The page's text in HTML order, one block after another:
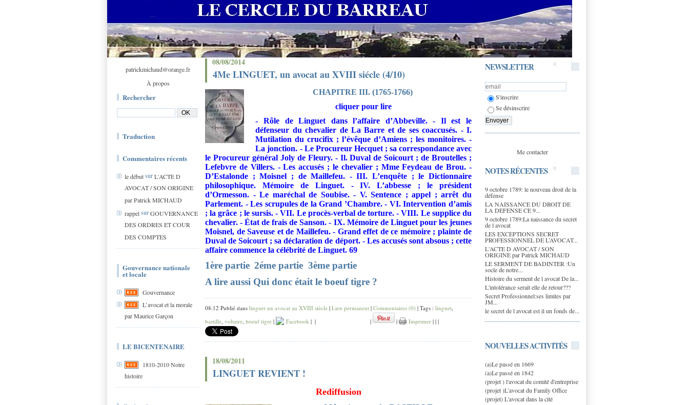
patrickmichaud@orange.fr
À propos
Rechercher
Traduction
Commentaires récents
le débutsurL'ACTE D
AVOCAT / SON ORIGINE
par Patrick MICHAUD
rappelsurGOUVERNANCE
DES ORDRES ET COUR
DES COMPTES
Gouvernance nationale
et locale
Gouvernance
L’avocat et la morale
par Maurice Garçon
LE BICENTENAIRE
1810-2010 Notre
histoire
NEWSLETTER
S'inscrire
Se désinscrire
Me contacter
NOTES RÉCENTES
9 octobre 1789: le nouveau droit de la
défense
LA NAISSANCE DU DROIT DE
LA DEFENSE CE 9...
9 octobre 1789:La naissance du secret
de l avocat
LES EXCEPTIONS SECRET
PROFESSIONNEL DE L’AVOCAT...
L'ACTE D AVOCAT / SON
ORIGINE par Patrick MICHAUD
LE SERMENT DE BADINTER :Un
socle de notre...
Histoire du serment de l avocat De la...
L'intolérance serait elle de retour???
Secret Professionnel:ses limites par
JM...
le secret de l avocat est il un fonds de...
NOUVELLES ACTIVITÉS
(a)Le passé en 1669
(a)Le passé en 1842
(projet ) l'avocat du comité d'entreprise
(projet )L'avocat du Family Office
(projet) L'avocat dans la cité
08/08/2014
4Me LINGUET, un avocat au XVIII siécle (4/10)
CHAPITRE III. (1765-1766)
cliquer pour lire
- Rôle de Linguet dans l’affaire d’Abbeville. - Il est le
défenseur du chevalier de La Barre et de ses coaccusés. - I.
Mutilation du crucifix ; l’évêque d’Amiens ; les monitoires. -
La jonction. - Le Procureur Hecquet ; sa correspondance avec
le Procureur général Joly de Fleury. - Il. Duval de Soicourt ; de Broutelles ;
Lefebvre de Villers. - Les accusés ; le chevalier ; Mme Feydeau de Brou. -
D’Estalonde ; Moisnel ; de Maillefeu. - III. L’enquête ; le Dictionnaire
philosophique. Mémoire de Linguet. - IV. L’abbesse ; le président
d’Ormesson. - Le maréchal de Soubise. - V. Sentence ; appel ; arrêt du
Parlement. - Les scrupules de la Grand ’Chambre. - VI. Intervention d’amis
; la grâce ; le sursis. - VII. Le procès-verbal de torture. - VIII. Le supplice du
chevalier. - État de frais de Sanson. - IX. Mémoire de Linguet pour les jeunes
Moisnel, de Saveuse et de Maillefeu. - Grand effet de ce mémoire ; plainte de
Duval de Soicourt ; sa déclaration de déport. - Les accusés sont absous ; cette
affaire commence la célébrité de Linguet. 69
1ère partie 2éme partie 3ème partie
A lire aussi Qui donc était le boeuf tigre ?
08:12 Publié dans linguet un avocat au XVIII siècle | Lien permanent | Commentaires (0) | Tags : linguet,
bastille, voltaire, boeuf tigre | Facebook | | | | Imprimer | | |
18/08/2011
LINGUET REVIENT !
Rediffusion